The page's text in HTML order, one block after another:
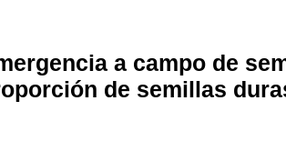
a campo de
de semillas